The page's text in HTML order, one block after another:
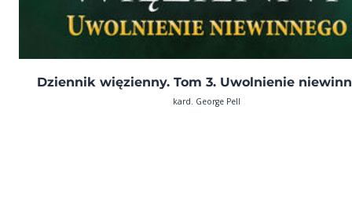
Dziennik więzienny. Tom 3. Uwolnienie
kard. George Pell